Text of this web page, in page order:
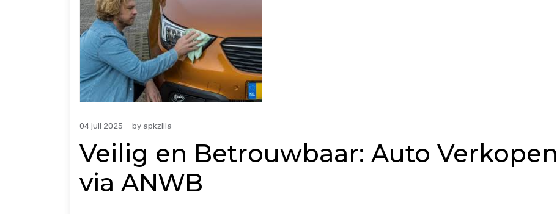
04 juli 2025 by apkzilla
Veilig en Betrouwbaar: Auto Verkopen
via ANWB